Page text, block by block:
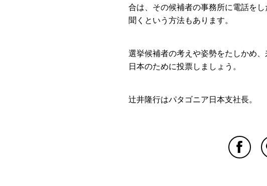
合は、その候補者の事務所に電話を
聞くという方法もあります。
選挙候補者の考えや姿勢をたしかめ
日本のために投票しましょう。
辻井隆行はパタゴニア日本支社長。